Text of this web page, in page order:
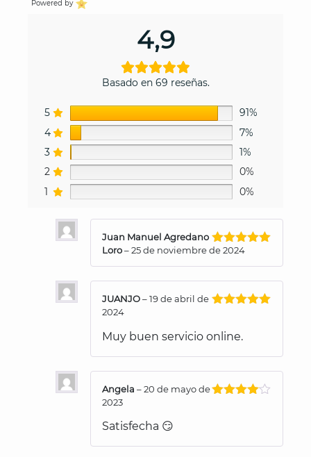
Powered by
4,9
Basado en 69 reseñas.
5
91%
4
7%
3
1%
2
0%
1
0%
Valorado
con5de 5
Juan Manuel Agredano
Loro–25 de noviembre de 2024
JUANJO–19 de abril de
2024
Muy buen servicio online.
Angela –20 de mayo de
2023
Satisfecha 😏